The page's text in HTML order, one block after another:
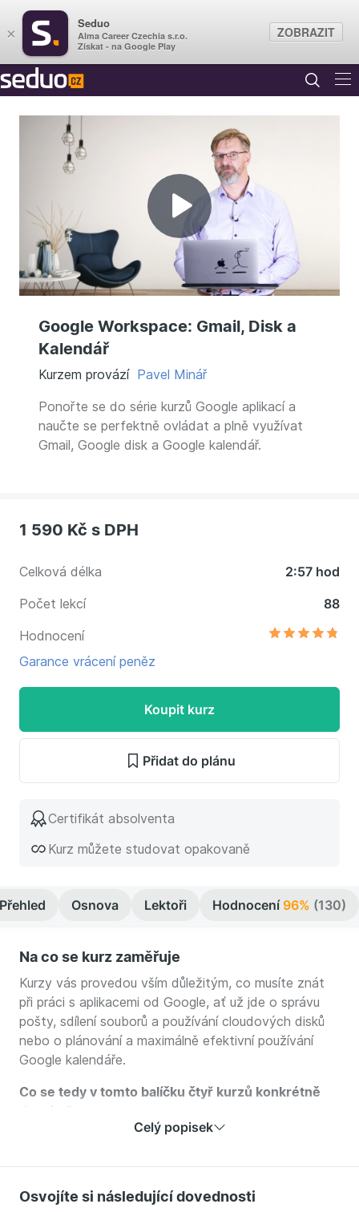
Přehrát
video
Google Workspace: Gmail, Disk a
Kalendář
Kurzem provází Pavel Minář
Ponořte se do série kurzů Google aplikací a
naučte se perfektně ovládat a plně využívat
Gmail, Google disk a Google kalendář.
1 590 Kč s DPH
Celková délka
2:57 hod
Počet lekcí
88
Hodnocení
Garance vrácení peněz
Koupit kurz
Přidat do plánu
Certifikát absolventa
Kurz můžete studovat opakovaně
Přehled Osnova Lektoři Hodnocení 96% (130)
Na co se kurz zaměřuje
Kurzy vás provedou vším důležitým, co musíte znát
při práci s aplikacemi od Google, ať už jde o správu
pošty, sdílení souborů a používání cloudových disků
nebo o plánování a maximálně efektivní používání
Google kalendáře.
Co se tedy v tomto balíčku čtyř kurzů konkrétně
dozvíte?
Jaký je rozdíl mezi Google účtem zdarma (Gmail) a
Celý popisek
Osvojíte si následující dovednosti
×
Seduo
Alma Career Czechia s.r.o.
Získat - na Google Play
ZOBRAZIT